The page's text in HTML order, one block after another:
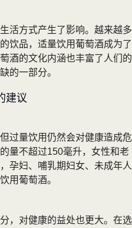
活方式产生了影响。越来越多
饮品，适量饮用葡萄酒成为了
酒的文化内涵也丰富了人们的
的一部分。
建议
过量饮用仍然会对健康造成危
量不超过150毫升，女性和老
孕妇、哺乳期妇女、未成年人
用葡萄酒。
，对健康的益处也更大。在选